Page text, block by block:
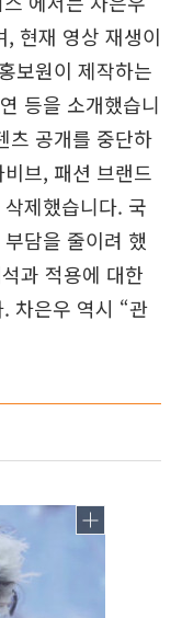
, 현재 영상 재생이
보원이 제작하는
등을 소개했습니
츠 공개를 중단하
브, 패션 브랜드
제했습니다. 국
담을 줄이려 했
과 적용에 대한
차은우 역시 “관